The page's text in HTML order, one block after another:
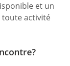
et un
toute activité